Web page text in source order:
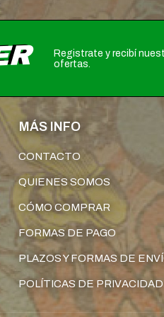
Registrate y recibí
ofertas.
MÁS INFO
CONTACTO
QUIENES SOMOS
CÓMO COMPRAR
FORMAS DE PAGO
PLAZOS Y FORMAS DE
POLÍTICAS DE PRIVACIDAD